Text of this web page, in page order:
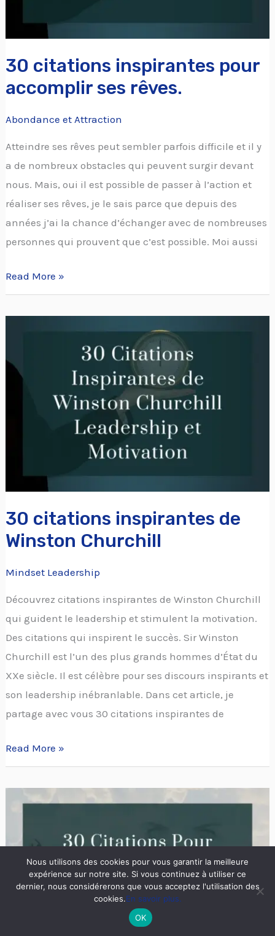
30 citations inspirantes pour
accomplir ses rêves.
Abondance et Attraction
Atteindre ses rêves peut sembler parfois difficile et il y
a de nombreux obstacles qui peuvent surgir devant
nous. Mais, oui il est possible de passer à l’action et
réaliser ses rêves, je le sais parce que depuis des
années j’ai la chance d’échanger avec de nombreuses
personnes qui prouvent que c’est possible. Moi aussi
Read More »
30 citations inspirantes de
Winston Churchill
Mindset Leadership
Découvrez citations inspirantes de Winston Churchill
qui guident le leadership et stimulent la motivation.
Des citations qui inspirent le succès. Sir Winston
Churchill est l’un des plus grands hommes d’État du
XXe siècle. Il est célèbre pour ses discours inspirants et
son leadership inébranlable. Dans cet article, je
partage avec vous 30 citations inspirantes de
inspirantes
Read More »
limites.
Nous utilisons des cookies pour vous garantir la meilleure
expérience sur notre site. Si vous continuez à utiliser ce
dernier, nous considérerons que vous acceptez l'utilisation des
cookies.En savoir plus.
OK